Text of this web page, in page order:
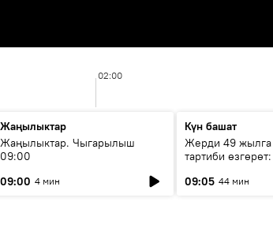
02:00
Жаңылыктар
Жаңылыктар. Чыгарылыш
09:00
09:00 4 мин
Күн башат
Жерди 49 жылга
тартиби
09:05 44 мин